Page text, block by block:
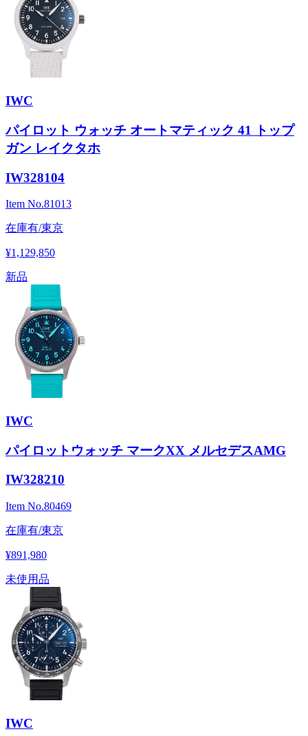
IWC
パイロット ウォッチ オートマティック 41 トップ
ガン レイクタホ
IW328104
Item No.81013
在庫有/東京
¥1,129,850
新品
IWC
パイロットウォッチ マークXX メルセデスAMG
IW328210
Item No.80469
在庫有/東京
¥891,980
未使用品
IWC